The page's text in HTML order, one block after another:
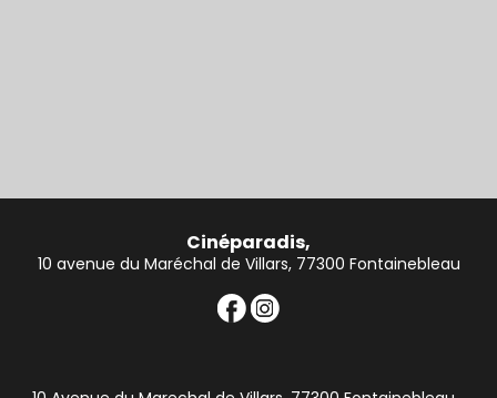
Cinéparadis,
10 avenue du Maréchal de Villars, 77300 Fontainebleau